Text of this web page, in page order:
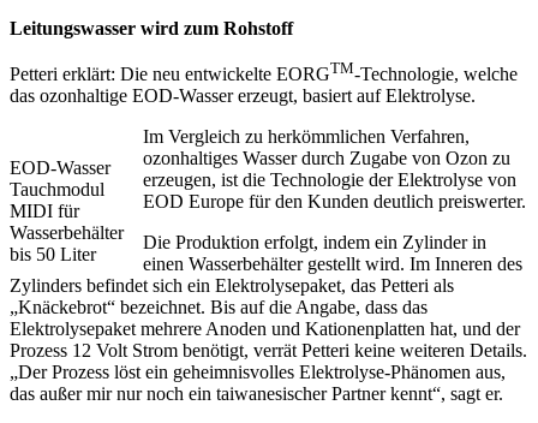
Leitungswasser wird zum Rohstoff
Petteri erklärt: Die neu entwickelte EORGTM-Technologie, welche
das ozonhaltige EOD-Wasser erzeugt, basiert auf Elektrolyse.
EOD-Wasser
Tauchmodul
MIDI für
Wasserbehälter
bis 50 Liter
Im Vergleich zu herkömmlichen Verfahren,
ozonhaltiges Wasser durch Zugabe von Ozon zu
erzeugen, ist die Technologie der Elektrolyse von
EOD Europe für den Kunden deutlich preiswerter.
Die Produktion erfolgt, indem ein Zylinder in
einen Wasserbehälter gestellt wird. Im Inneren des
Zylinders befindet sich ein Elektrolysepaket, das Petteri als
„Knäckebrot“ bezeichnet. Bis auf die Angabe, dass das
Elektrolysepaket mehrere Anoden und Kationenplatten hat, und der
Prozess 12 Volt Strom benötigt, verrät Petteri keine weiteren Details.
„Der Prozess löst ein geheimnisvolles Elektrolyse-Phänomen aus,
das außer mir nur noch ein taiwanesischer Partner kennt“, sagt er.